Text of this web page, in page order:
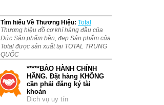
Tìm hiểu Về Thương Hiệu: Total
Thương hiệu đồ cơ khí hàng đầu của
Đức Sản phẩm bền, đẹp Sản phẩm của
Total được sản xuất tại TOTAL TRUNG
QUỐC
*****BẢO HÀNH CHÍNH
HÃNG. Đặt hàng KHÔNG
cần phải đăng ký tài
khoản
Dịch vụ uy tín